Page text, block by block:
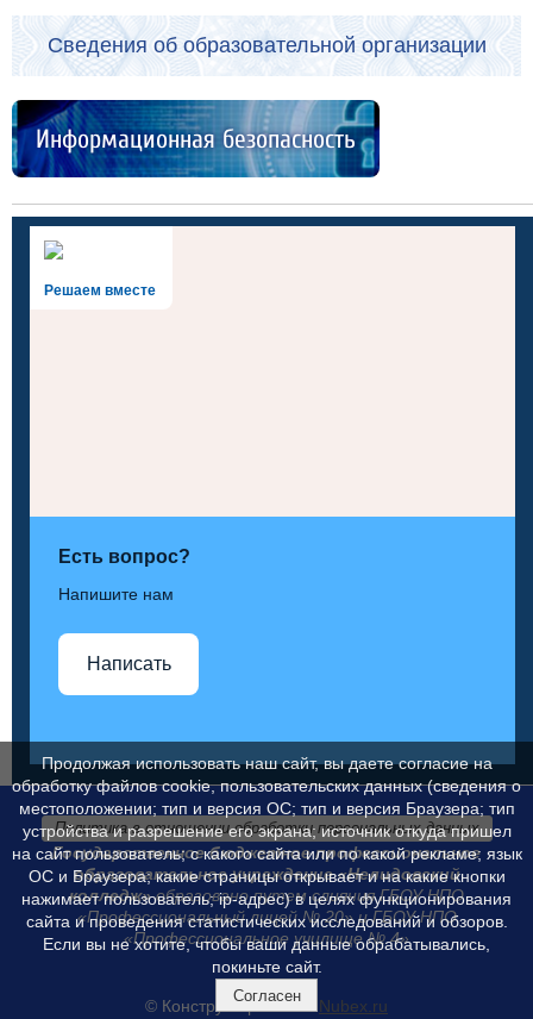
Сведения об образовательной организации
Информационная безопасность
Решаем вместе
Есть вопрос?
Напишите нам
Написать
Политика в отношении обработки персональных данных
Государственное бюджетное профессиональное
образовательное учреждение «Нелидовский
колледж»образовано путем слияния ГБОУ НПО
«Профессиональный лицей № 20» и ГБОУ НПО
«Профессиональное училище № 4»
© Конструктор сайтовNubex.ru
Продолжая использовать наш сайт, вы даете согласие на
обработку файлов cookie, пользовательских данных (сведения о
местоположении; тип и версия ОС; тип и версия Браузера; тип
устройства и разрешение его экрана; источник откуда пришел
на сайт пользователь; с какого сайта или по какой рекламе; язык
ОС и Браузера; какие страницы открывает и на какие кнопки
нажимает пользователь; ip-адрес) в целях функционирования
сайта и проведения статистических исследований и обзоров.
Если вы не хотите, чтобы ваши данные обрабатывались,
покиньте сайт.
Согласен